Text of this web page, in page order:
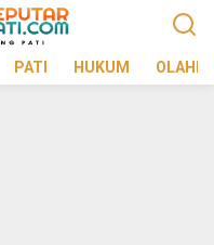
PATI HUKUM